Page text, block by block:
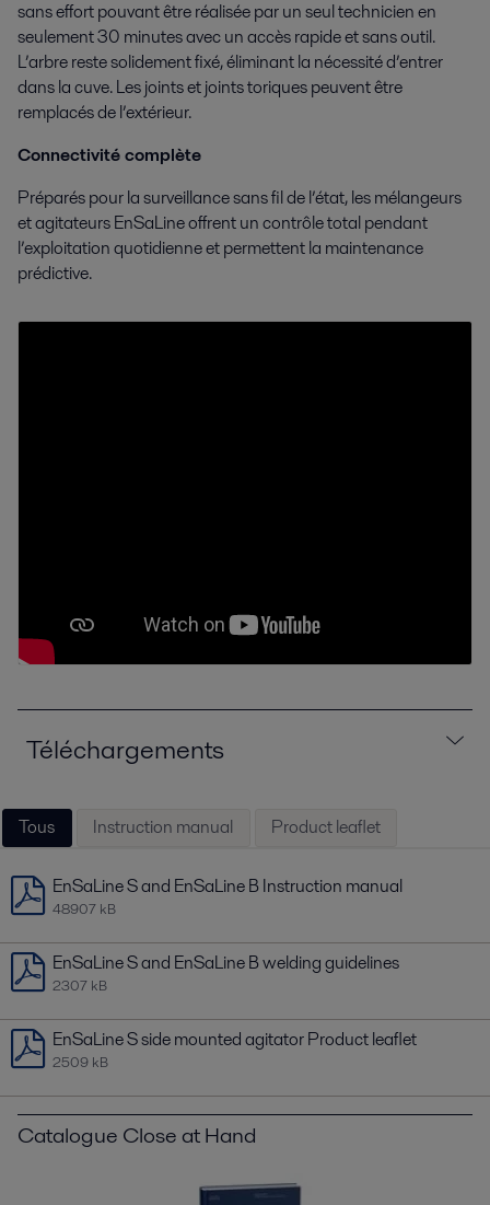
sans effort pouvant être réalisée par un seul technicien en
seulement 30 minutes avec un accès rapide et sans outil.
L’arbre reste solidement fixé, éliminant la nécessité d’entrer
dans la cuve. Les joints et joints toriques peuvent être
remplacés de l’extérieur.
Connectivité complète
Préparés pour la surveillance sans fil de l’état, les mélangeurs
et agitateurs EnSaLine offrent un contrôle total pendant
l’exploitation quotidienne et permettent la maintenance
prédictive.
Téléchargements
Tous Instruction manual Product leaflet
EnSaLine S and EnSaLine B Instruction manual
48907 kB
EnSaLine S and EnSaLine B welding guidelines
2307 kB
EnSaLine S side mounted agitator Product leaflet
2509 kB
Catalogue Close at Hand